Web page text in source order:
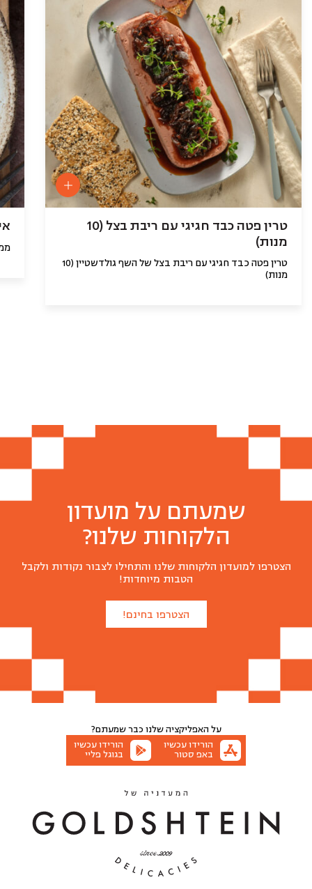
טרין פטה כבד חגיגי עם ריבת בצל (10
מנות)
טרין פטה כבד חגיגי עם ריבת בצל של השף גולדשטיין (10
מנות)
שמעתם על מועדון
הלקוחות שלנו?
הצטרפו למועדון הלקוחות שלנו והתחילו לצבור נקודות ולקבל
הטבות מיוחדות!
הצטרפו בחינם!
על האפליקציה שלנו כבר שמעתם?
הורידו עכשיו
באפ סטור
הורידו עכשיו
בגוגל פליי